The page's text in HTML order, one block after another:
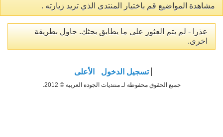
مشاهدة المواضيع قم باختيار المنتدى الذي تريد زيارته .
عذرا - لم يتم العثور على ما يطابق بحثك. حاول بطريقة
اخرى.
تسجيل الدخول الأعلى
جميع الحقوق محفوظة لـ منتديات الجودة العربية © 2012.